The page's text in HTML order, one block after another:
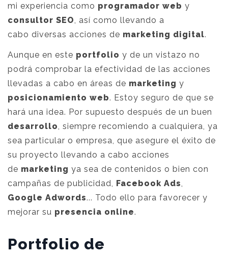
mi experiencia como programador web y
consultor SEO
, así como llevando a
cabo diversas acciones de marketing digital.
Aunque en este portfolio y de un vistazo no
podrá comprobar la efectividad de las acciones
llevadas a cabo en áreas de marketing y
posicionamiento web. Estoy seguro de que se
hará una idea. Por supuesto después de un buen
desarrollo , siempre recomiendo a cualquiera, ya
sea particular o empresa, que asegure el éxito de
su proyecto llevando a cabo acciones
de marketing ya sea de contenidos o bien con
campañas de publicidad, Facebook Ads
Google Adwords... Todo ello para favorecer y
mejorar su presencia online.
Portfolio de